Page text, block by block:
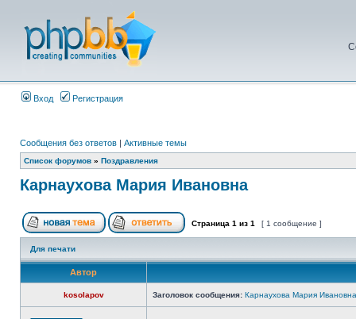
Вход Регистрация
Сообщения без ответов | Активные темы
Список форумов » Поздравления
Карнаухова Мария Ивановна
Страница 1 из 1 [ 1 сообщение ]
Для печати
Автор
kosolapov Заголовок сообщения: Карнаухова Мария Ивановна